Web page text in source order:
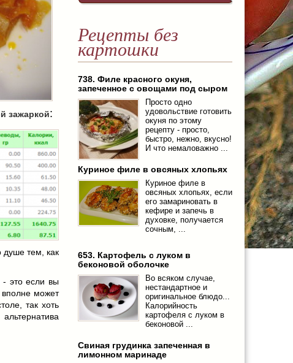
зажаркой:
душе тем, как
- это если вы
может
так хоть
Рецепты без
картошки
738. Филе красного окуня,
запеченное с овощами под сыром
Просто одно
удовольствие готовить
окуня по этому
рецепту - просто,
быстро, нежно, вкусно!
И что немаловажно ...
Куриное филе в овсяных хлопьях
Куриное филе в
овсяных хлопьях, если
его замариновать в
кефире и запечь в
духовке, получается
сочным, ...
653. Картофель с луком в
беконовой оболочке
Во всяком случае,
нестандартное и
оригинальное блюдо...
Калорийность
картофеля с луком в
беконовой ...
Свиная грудинка запеченная в
лимонном маринаде